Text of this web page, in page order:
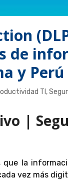
de
y Perú
TI ,
|
que la
vez más